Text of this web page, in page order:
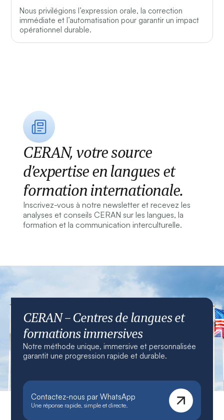
Nous privilégions l’expression orale, la correction
immédiate et l’automatisation pour garantir un impact
opérationnel durable.
CERAN, votre source
d’expertise en langues et
formation internationale.
Inscrivez-vous à notre newsletter et recevez les
analyses et conseils CERAN sur les langues, la
formation et la communication interculturelle.
CERAN – Centres de langues et
formations immersives
Notre méthode unique, immersive et personnalisée
garantit une progression rapide et durable.
Contactez-nous par WhatsApp
Une réponse rapide, simple et directe.